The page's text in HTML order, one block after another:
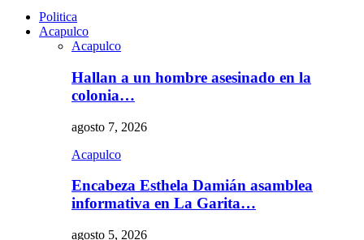
Politica
Acapulco
Acapulco
Hallan a un hombre asesinado en la
colonia…
agosto 7, 2026
Acapulco
Encabeza Esthela Damián asamblea
informativa en La Garita…
agosto 5, 2026